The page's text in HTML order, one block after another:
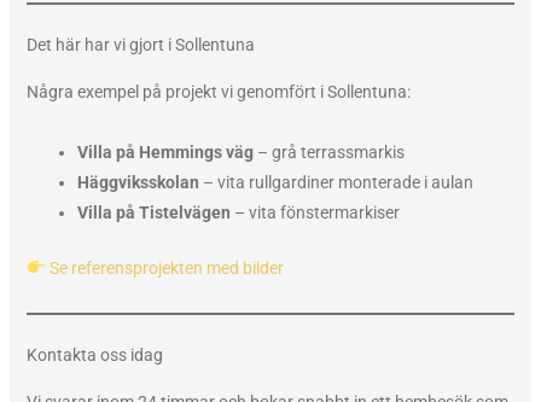
Det här har vi gjort i Sollentuna
Några exempel på projekt vi genomfört i Sollentuna:
Villa på Hemmings väg – grå terrassmarkis
Häggviksskolan – vita rullgardiner monterade i aulan
Villa på Tistelvägen – vita fönstermarkiser
Se referensprojekten med bilder
Kontakta oss idag